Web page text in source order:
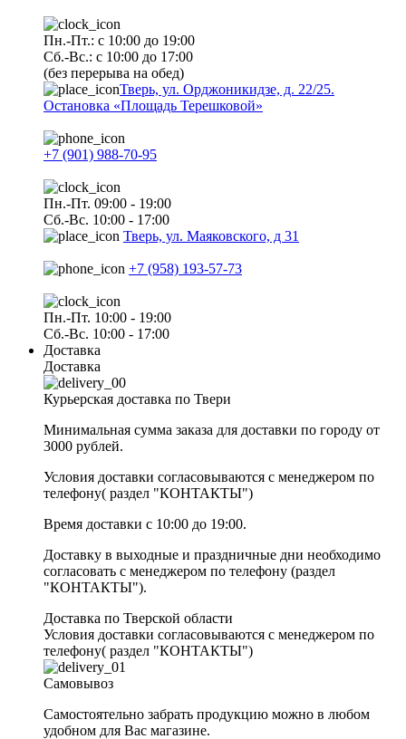
Пн.-Пт.: с 10:00 до 19:00
Сб.-Вс.: с 10:00 до 17:00
(без перерыва на обед)
Тверь, ул. Орджоникидзе, д. 22/25.
Остановка «Площадь Терешковой»
+7 (901) 988-70-95
Пн.-Пт. 09:00 - 19:00
Сб.-Вс. 10:00 - 17:00
Тверь, ул. Маяковского, д 31
+7 (958) 193-57-73
Пн.-Пт. 10:00 - 19:00
Сб.-Вс. 10:00 - 17:00
Доставка
Доставка
Курьерская доставка по Твери
Минимальная сумма заказа для доставки по городу от
3000 рублей.
Условия доставки согласовываются с менеджером по
телефону( раздел "КОНТАКТЫ")
Время доставки с 10:00 до 19:00.
Доставку в выходные и праздничные дни необходимо
согласовать с менеджером по телефону (раздел
"КОНТАКТЫ").
Доставка по Тверской области
Условия доставки согласовываются с менеджером по
телефону( раздел "КОНТАКТЫ")
Самовывоз
Самостоятельно забрать продукцию можно в любом
удобном для Вас магазине.